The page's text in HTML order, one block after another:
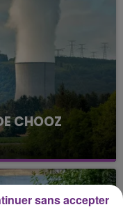
CHOOZ
la centrale
Une situation
qui est toujours
sans accepter